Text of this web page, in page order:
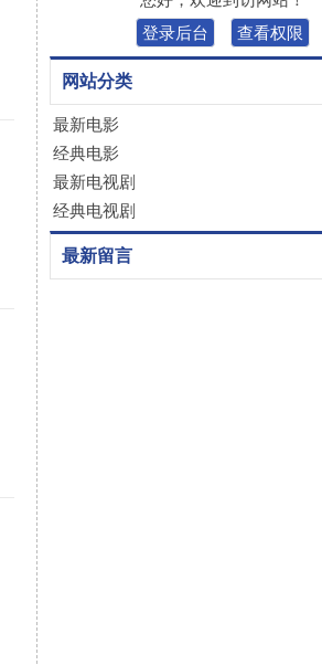
登录后台
查看权限
网站分类
最新电影
经典电影
最新电视剧
经典电视剧
最新留言